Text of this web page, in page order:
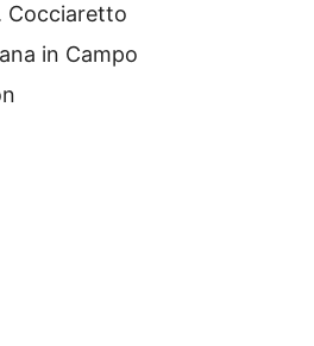
Cocciaretto
in Campo